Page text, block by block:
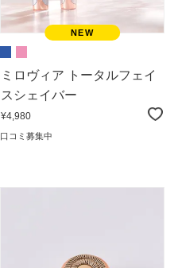
ミロヴィア トータルフェイ
スシェイバー
¥4,980
口コミ募集中